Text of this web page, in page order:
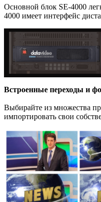
Основной блок SE-4000
4000 имеет интерфейс
Встроенные переходы и
Выбирайте из множества
импортировать свои